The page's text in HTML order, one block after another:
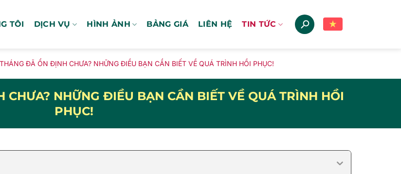
TÔI DỊCH VỤ HÌNH ẢNH BẢNG GIÁ LIÊN HỆ TIN TỨC
ĐÃ ỔN ĐỊNH CHƯA? NHỮNG ĐIỀU BẠN CẦN BIẾT VỀ QUÁ TRÌNH HỒI PHỤC!
NHỮNG ĐIỀU BẠN CẦN BIẾT VỀ QUÁ TRÌNH HỒI
PHỤC!